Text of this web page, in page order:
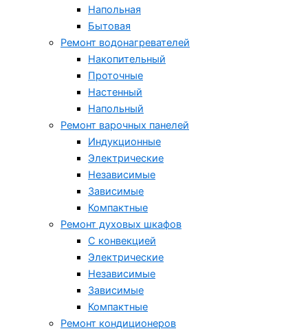
Напольная
Бытовая
Ремонт водонагревателей
Накопительный
Проточные
Настенный
Напольный
Ремонт варочных панелей
Индукционные
Электрические
Независимые
Зависимые
Компактные
Ремонт духовых шкафов
С конвекцией
Электрические
Независимые
Зависимые
Компактные
Ремонт кондиционеров